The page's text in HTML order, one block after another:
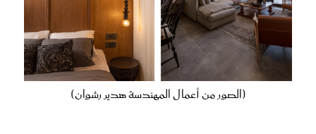
(الصور من أعمال المهندسة هدير رشوان)